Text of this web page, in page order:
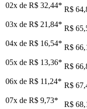
02x de R$ 32,44* R$
03x de R$ 21,84* R$
04x de R$ 16,54* R$
05x de R$ 13,36* R$
06x de R$ 11,24* R$
07x de R$ 9,73*
R$